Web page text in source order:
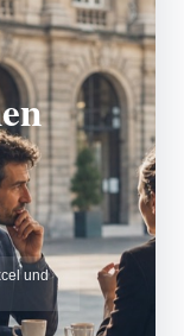
und